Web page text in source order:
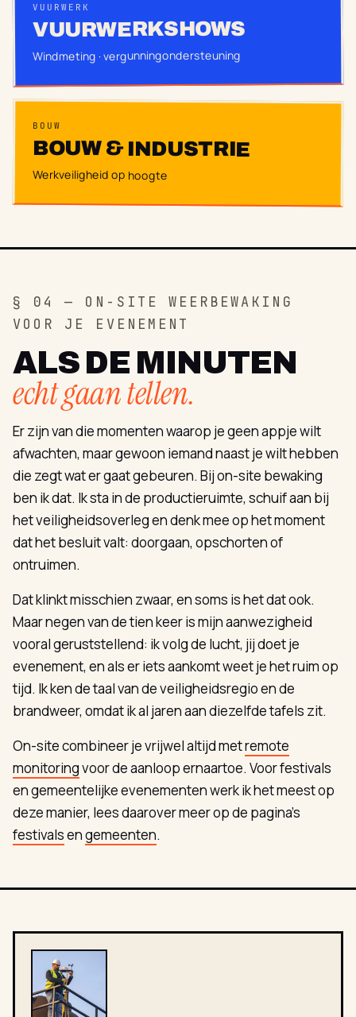
VUURWERK
VUURWERKSHOWS
Windmeting · vergunningondersteuning
BOUW
BOUW & INDUSTRIE
Werkveiligheid op hoogte
§ 04 — ON-SITE WEERBEWAKING
VOOR JE EVENEMENT
ALS DE MINUTEN
echt gaan tellen.
Er zijn van die momenten waarop je geen appje wilt
afwachten, maar gewoon iemand naast je wilt hebben
die zegt wat er gaat gebeuren. Bij on-site bewaking
ben ik dat. Ik sta in de productieruimte, schuif aan bij
het veiligheidsoverleg en denk mee op het moment
dat het besluit valt: doorgaan, opschorten of
ontruimen.
Dat klinkt misschien zwaar, en soms is het dat ook.
Maar negen van de tien keer is mijn aanwezigheid
vooral geruststellend: ik volg de lucht, jij doet je
evenement, en als er iets aankomt weet je het ruim op
tijd. Ik ken de taal van de veiligheidsregio en de
brandweer, omdat ik al jaren aan diezelfde tafels zit.
On-site combineer je vrijwel altijd metremote
monitoringvoor de aanloop ernaartoe. Voor festivals
en gemeentelijke evenementen werk ik het meest op
deze manier, lees daarover meer op de pagina's
festivalsengemeenten.